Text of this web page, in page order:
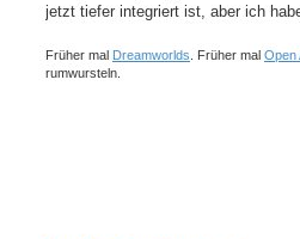
jetzt tiefer integriert ist, aber ich
Früher mal Dreamworlds. Früher mal Open
rumwursteln.